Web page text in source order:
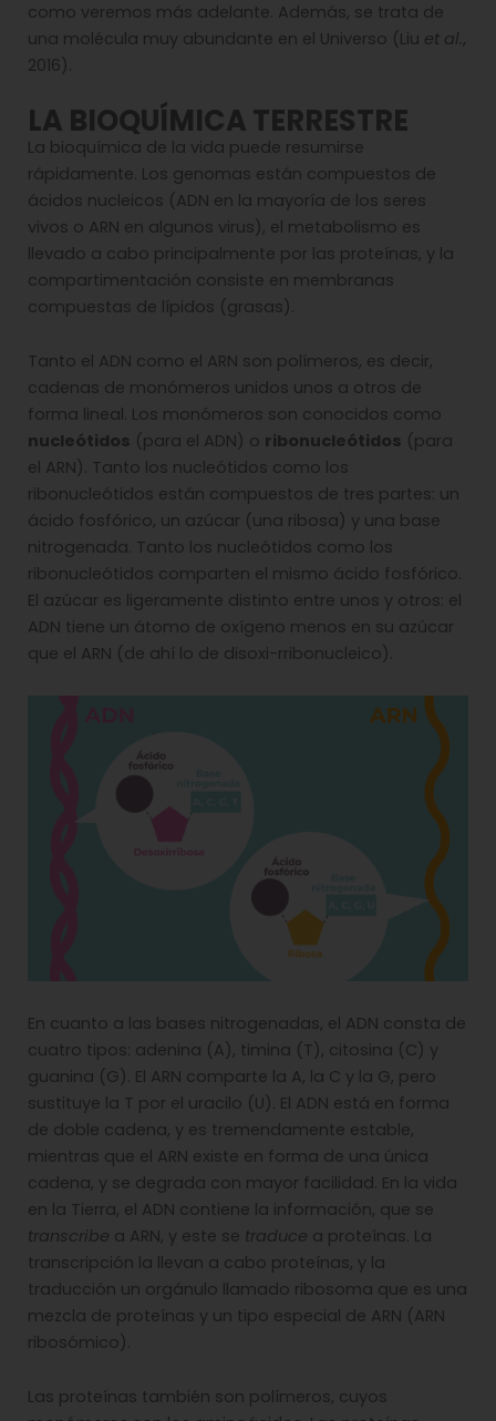
como veremos más adelante. Además, se trata de
una molécula muy abundante en el Universo (Liu et al. ,
2016).
LA BIOQUÍMICA TERRESTRE
La bioquímica de la vida puede resumirse
rápidamente. Los genomas están compuestos de
ácidos nucleicos (ADN en la mayoría de los seres
vivos o ARN en algunos virus), el metabolismo es
llevado a cabo principalmente por las proteínas, y la
compartimentación consiste en membranas
compuestas de lípidos (grasas).
Tanto el ADN como el ARN son polímeros, es decir,
cadenas de monómeros unidos unos a otros de
forma lineal. Los monómeros son conocidos como
nucleótidos (para el ADN) o ribonucleótidos (para
el ARN). Tanto los nucleótidos como los
ribonucleótidos están compuestos de tres partes: un
ácido fosfórico, un azúcar (una ribosa) y una base
nitrogenada. Tanto los nucleótidos como los
ribonucleótidos comparten el mismo ácido fosfórico.
El azúcar es ligeramente distinto entre unos y otros: el
ADN tiene un átomo de oxígeno menos en su azúcar
que el ARN (de ahí lo de disoxi-rribonucleico).
En cuanto a las bases nitrogenadas, el ADN consta de
cuatro tipos: adenina (A), timina (T), citosina (C) y
guanina (G). El ARN comparte la A, la C y la G, pero
sustituye la T por el uracilo (U). El ADN está en forma
de doble cadena, y es tremendamente estable,
mientras que el ARN existe en forma de una única
cadena, y se degrada con mayor facilidad. En la vida
en la Tierra, el ADN contiene la información, que se
transcribe a ARN, y este se traduce a proteínas. La
transcripción la llevan a cabo proteínas, y la
traducción un orgánulo llamado ribosoma que es una
mezcla de proteínas y un tipo especial de ARN (ARN
ribosómico).
Las proteínas también son polímeros, cuyos